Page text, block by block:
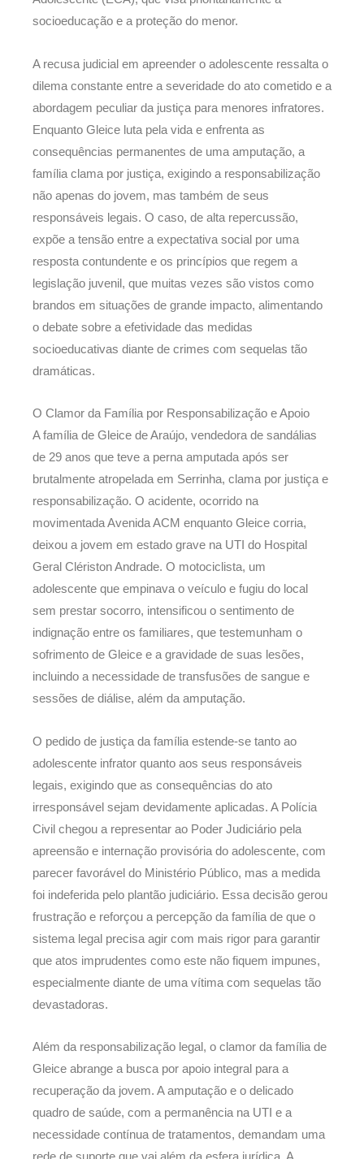
socioeducação e a proteção do menor.
A recusa judicial em apreender o adolescente ressalta o
dilema constante entre a severidade do ato cometido e a
abordagem peculiar da justiça para menores infratores.
Enquanto Gleice luta pela vida e enfrenta as
consequências permanentes de uma amputação, a
família clama por justiça, exigindo a responsabilização
não apenas do jovem, mas também de seus
responsáveis legais. O caso, de alta repercussão,
expõe a tensão entre a expectativa social por uma
resposta contundente e os princípios que regem a
legislação juvenil, que muitas vezes são vistos como
brandos em situações de grande impacto, alimentando
o debate sobre a efetividade das medidas
socioeducativas diante de crimes com sequelas tão
dramáticas.
O Clamor da Família por Responsabilização e Apoio
A família de Gleice de Araújo, vendedora de sandálias
de 29 anos que teve a perna amputada após ser
brutalmente atropelada em Serrinha, clama por justiça e
responsabilização. O acidente, ocorrido na
movimentada Avenida ACM enquanto Gleice corria,
deixou a jovem em estado grave na UTI do Hospital
Geral Clériston Andrade. O motociclista, um
adolescente que empinava o veículo e fugiu do local
sem prestar socorro, intensificou o sentimento de
indignação entre os familiares, que testemunham o
sofrimento de Gleice e a gravidade de suas lesões,
incluindo a necessidade de transfusões de sangue e
sessões de diálise, além da amputação.
O pedido de justiça da família estende-se tanto ao
adolescente infrator quanto aos seus responsáveis
legais, exigindo que as consequências do ato
irresponsável sejam devidamente aplicadas. A Polícia
Civil chegou a representar ao Poder Judiciário pela
apreensão e internação provisória do adolescente, com
parecer favorável do Ministério Público, mas a medida
foi indeferida pelo plantão judiciário. Essa decisão gerou
frustração e reforçou a percepção da família de que o
sistema legal precisa agir com mais rigor para garantir
que atos imprudentes como este não fiquem impunes,
especialmente diante de uma vítima com sequelas tão
devastadoras.
Além da responsabilização legal, o clamor da família de
Gleice abrange a busca por apoio integral para a
recuperação da jovem. A amputação e o delicado
quadro de saúde, com a permanência na UTI e a
necessidade contínua de tratamentos, demandam uma